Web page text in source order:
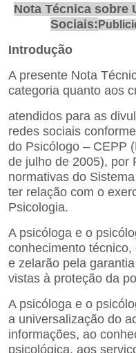
Nota Técnica sobre
Sociais:
Introdução
A presente Nota
categoria quanto aos
atendidos para as
redes sociais
do Psicólogo – CEPP
de julho de 2005), por
normativas do
ter relação com o
Psicologia.
A psicóloga e o
conhecimento
e zelarão pela
vistas à proteção da
A psicóloga e o
a universalização do
informações, ao
psicológica, aos